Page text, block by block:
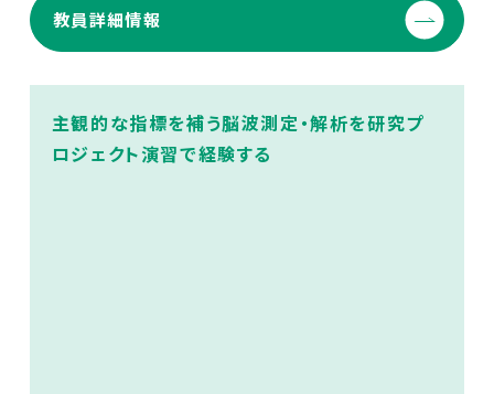
教員詳細情報
主観的な指標を補う脳波測定・解析を研究プ
ロジェクト演習で経験する